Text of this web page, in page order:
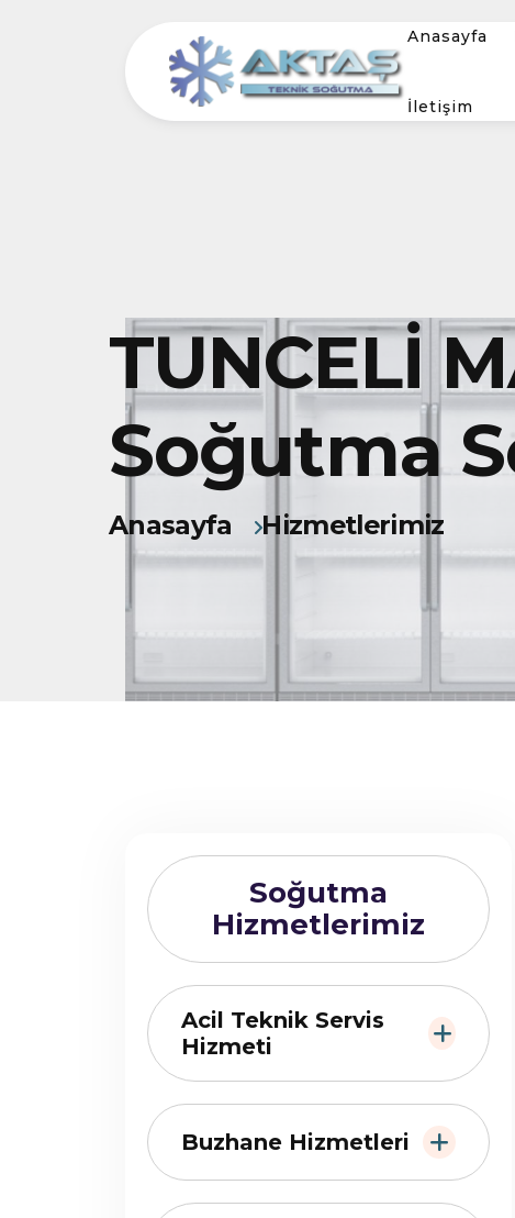
Anasayfa
İletişim
TUNCELİ
Soğutma
Anasayfa Hizmetlerimiz
Soğutma
Hizmetlerimiz
Acil Teknik Servis
Hizmeti
Buzhane Hizmetleri